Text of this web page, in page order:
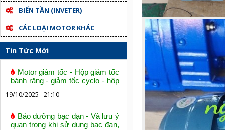
BIẾN TẦN (INVETER)
CÁC LOẠI MOTOR KHÁC
Tin Tức Mới
Motor giảm tốc - Hộp giảm tốc
bánh răng - giảm tốc cyclo - hộp
19/10/2025 - 21:10
Bảo dưỡng bạc đạn - Và lưu ý
quan trọng khi sử dụng bạc đạn,